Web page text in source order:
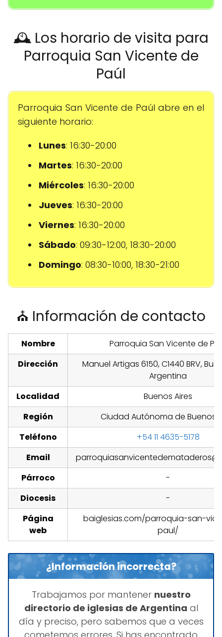
🕰️ Los horario de visita para
Parroquia San Vicente de
Paúl
Parroquia San Vicente de Paúl abre en el
siguiente horario:
Lunes: 16:30-20:00
Martes: 16:30-20:00
Miércoles: 16:30-20:00
Jueves: 16:30-20:00
Viernes: 16:30-20:00
Sábado: 09:30-12:00, 18:30-20:00
Domingo: 08:30-10:00, 18:30-21:00
⛪ Información de contacto
Nombre
Parroquia San Vicente de
Dirección
Manuel Artigas 6150, C1440 BRV,
Argentina
Localidad
Buenos Aires
Región
Ciudad Autónoma de Buenos
Teléfono
+54 11 4635-5178
Email
Párroco
-
Diocesis
-
Página
web
baiglesias.com/parroquia-san-
paul/
¿Información incorrecta?
Trabajamos por mantener nuestro
directorio de iglesias de Argentina al
día y preciso, pero sabemos que a veces